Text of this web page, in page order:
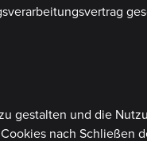
gestalten und die
nach Schließen